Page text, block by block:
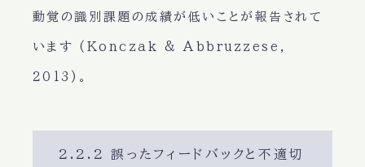
動覚の識別課題の成績が低いことが報告されて
います (Konczak & Abbruzzese,
2013)。
2.2.2 誤ったフィードバックと不適切